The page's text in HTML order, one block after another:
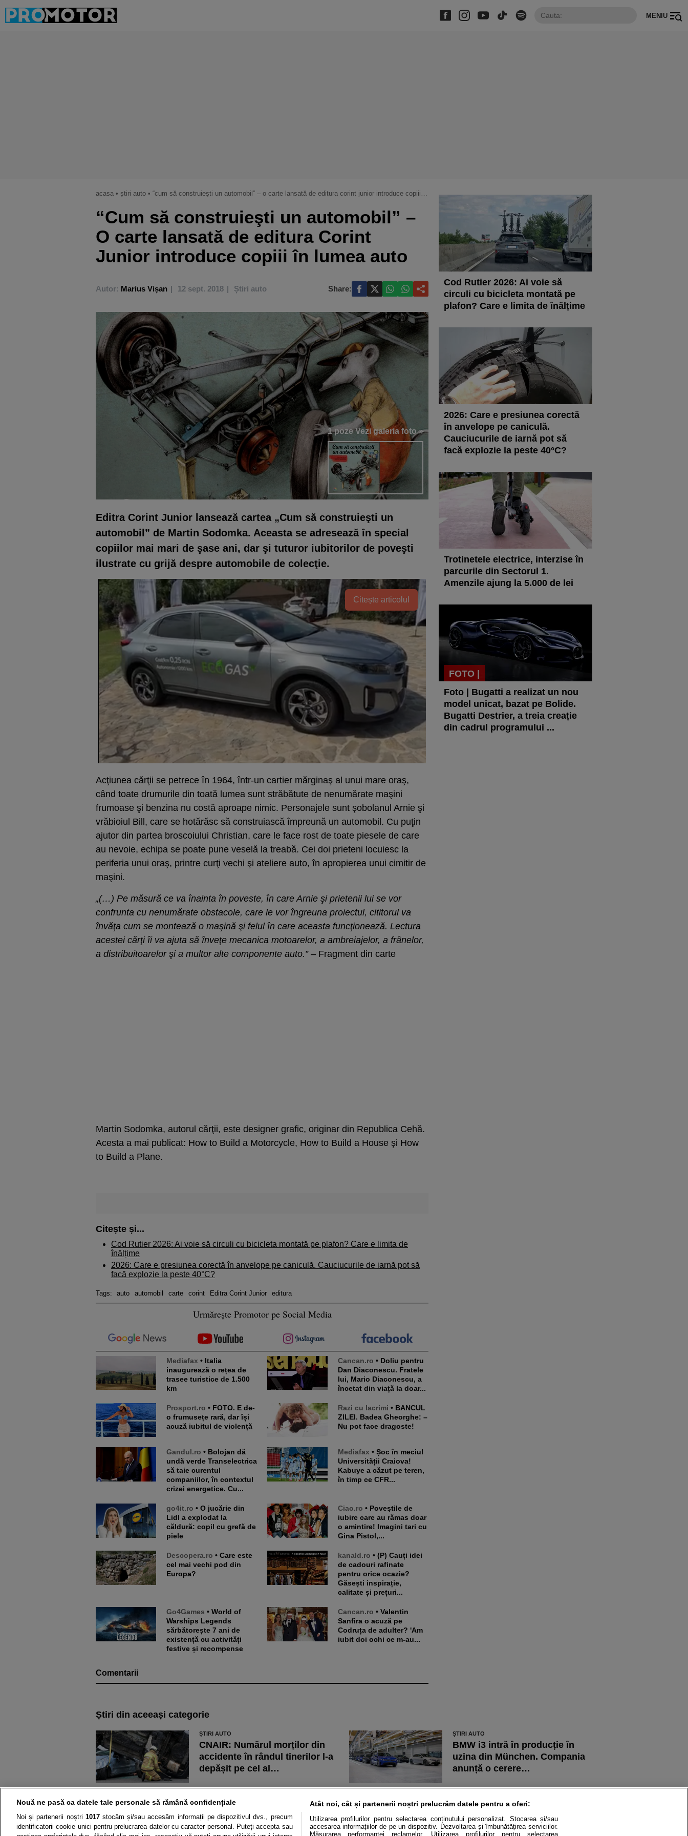
MENIU
acasa • știri auto • “cum să construieşti un automobil” – o carte lansată de editura corint junior introduce copiii în lumea auto
“Cum să construieşti un automobil” –
O carte lansată de editura Corint
Junior introduce copiii în lumea auto
Autor: Marius Vișan 12 sept. 2018 Știri auto Share:
1 pozeVezi galeria foto »
Editra Corint Junior lansează cartea „Cum să construieşti un
automobil” de Martin Sodomka. Aceasta se adresează în special
copiilor mai mari de şase ani, dar şi tuturor iubitorilor de poveşti
ilustrate cu grijă despre automobile de colecţie.
Citește articolul
Acţiunea cărţii se petrece în 1964, într-un cartier mărginaş al unui mare oraş,
când toate drumurile din toată lumea sunt străbătute de nenumărate maşini
frumoase şi benzina nu costă aproape nimic. Personajele sunt şobolanul Arnie şi
vrăbioiul Bill, care se hotărăsc să construiască împreună un automobil. Cu puţin
ajutor din partea broscoiului Christian, care le face rost de toate piesele de care
au nevoie, echipa se poate pune veselă la treabă. Cei doi prieteni locuiesc la
periferia unui oraş, printre curţi vechi şi ateliere auto, în apropierea unui cimitir de
maşini.
„(…) Pe măsură ce va înainta în poveste, în care Arnie şi prietenii lui se vor
confrunta cu nenumărate obstacole, care le vor îngreuna proiectul, cititorul va
învăţa cum se montează o maşină şi felul în care aceasta funcţionează. Lectura
acestei cărţi îi va ajuta să înveţe mecanica motoarelor, a ambreiajelor, a frânelor,
a distribuitoarelor şi a multor alte componente auto.” – Fragment din carte
Martin Sodomka, autorul cărţii, este designer grafic, originar din Republica Cehă.
Acesta a mai publicat: How to Build a Motorcycle, How to Build a House şi How
to Build a Plane.
Citește și...
Cod Rutier 2026: Ai voie să circuli cu bicicleta montată pe plafon? Care e limita de
înălțime
2026: Care e presiunea corectă în anvelope pe caniculă. Cauciucurile de iarnă pot să
facă explozie la peste 40°C?
Tags: auto automobil carte corint Editra Corint Junior editura
Urmărește Promotor pe Social Media
Mediafax • Italia
inaugurează o rețea de
trasee turistice de 1.500
km
Cancan.ro • Doliu pentru
Dan Diaconescu. Fratele
lui, Mario Diaconescu, a
încetat din viață la doar...
Prosport.ro • FOTO. E de-
o frumusețe rară, dar își
acuză iubitul de violență
Razi cu lacrimi • BANCUL
ZILEI. Badea Gheorghe: –
Nu pot face dragoste!
Gandul.ro • Bolojan dă
undă verde Transelectrica
să taie curentul
companiilor, în contextul
crizei energetice. Cu...
Mediafax • Șoc în meciul
Universității Craiova!
Kabuye a căzut pe teren,
în timp ce CFR...
go4it.ro • O jucărie din
Lidl a explodat la
căldură: copil cu grefă de
piele
Ciao.ro • Poveştile de
iubire care au rămas doar
o amintire! Imagini tari cu
Gina Pistol,...
Descopera.ro • Care este
cel mai vechi pod din
Europa?
kanald.ro • (P) Cauți idei
de cadouri rafinate
pentru orice ocazie?
Găsești inspirație,
calitate și prețuri...
Go4Games • World of
Warships Legends
sărbătorește 7 ani de
existență cu activități
festive și recompense
Cancan.ro • Valentin
Sanfira o acuză pe
Codruța de adulter? 'Am
iubit doi ochi ce m-au...
Comentarii
Cod Rutier 2026: Ai voie să
circuli cu bicicleta montată pe
plafon? Care e limita de înălțime
2026: Care e presiunea corectă
în anvelope pe caniculă.
Cauciucurile de iarnă pot să
facă explozie la peste 40°C?
Trotinetele electrice, interzise în
parcurile din Sectorul 1.
Amenzile ajung la 5.000 de lei
FOTO |
Foto | Bugatti a realizat un nou
model unicat, bazat pe Bolide.
Bugatti Destrier, a treia creație
din cadrul programului ...
Știri din aceeași categorie
ȘTIRI AUTO
CNAIR: Numărul morților din
accidente în rândul tinerilor l-a
depășit pe cel al…
ȘTIRI AUTO
BMW i3 intră în producție în
uzina din München. Compania
anunță o cerere…
Mașinile abandonate pot lăsa
proprietarii fără locuri de
parcare de reședință.
Final de drum pentru actuala
generație de BMW X5. Ultimele
200 de unități…
Nouă ne pasă ca datele tale personale să rămână confidențiale
Noi și partenerii noștri 1017stocăm și/sau accesăm informații pe dispozitivul dvs., precum
identificatorii cookie unici pentru prelucrarea datelor cu caracter personal. Puteți accepta sau
Atât noi, cât și partenerii noștri prelucrăm datele pentru a oferi:
Utilizarea profilurilor pentru selectarea conținutului personalizat. Stocarea și/sau
accesarea informațiilor de pe un dispozitiv. Dezvoltarea și îmbunătățirea serviciilor.
Măsurarea performanței reclamelor. Utilizarea profilurilor pentru selectarea